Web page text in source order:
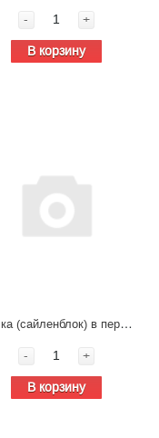
-
+
В корзину
Втулка (сайленблок) в переднюю тягу стабилизатора FAW J7 2906335-2000/С
-
+
В корзину